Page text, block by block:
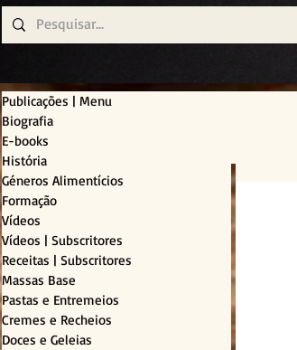
Publicações | Menu
Biografia
E-books
História
Géneros Alimentícios
Formação
Vídeos
Vídeos | Subscritores
Receitas | Subscritores
Massas Base
Pastas e Entremeios
Cremes e Recheios
Doces e Geleias